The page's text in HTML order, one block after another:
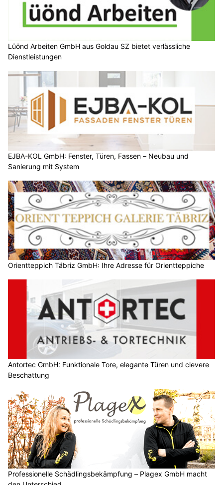
Lüönd Arbeiten GmbH aus Goldau SZ bietet verlässliche
Dienstleistungen
EJBA-KOL GmbH: Fenster, Türen, Fassen – Neubau und
Sanierung mit System
Orientteppich Täbriz GmbH: Ihre Adresse für Orientteppiche
Antortec GmbH: Funktionale Tore, elegante Türen und clevere
Beschattung
Professionelle Schädlingsbekämpfung – Plagex GmbH macht